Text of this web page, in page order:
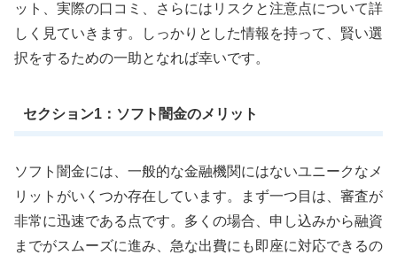
ット、実際の口コミ、さらにはリスクと注意点について詳
しく見ていきます。しっかりとした情報を持って、賢い選
択をするための一助となれば幸いです。
セクション1：ソフト闇金のメリット
ソフト闇金には、一般的な金融機関にはないユニークなメ
リットがいくつか存在しています。まず一つ目は、審査が
非常に迅速である点です。多くの場合、申し込みから融資
までがスムーズに進み、急な出費にも即座に対応できるの